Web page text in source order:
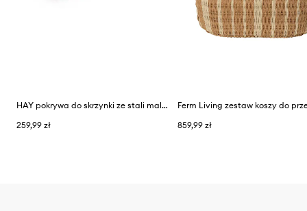
HAY pokrywa do skrzynki ze stali malowanej proszkowo 53 x 34,5 cm
259,99 zł
859,99 zł